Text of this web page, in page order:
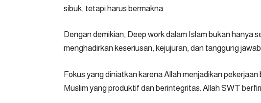
sibuk, tetapi harus bermakna.
Dengan demikian, Deep work dalam Islam bukan hanya
menghadirkan keseriusan, kejujuran, dan tanggung
Fokus yang diniatkan karena Allah menjadikan
Muslim yang produktif dan berintegritas. Allah SWT